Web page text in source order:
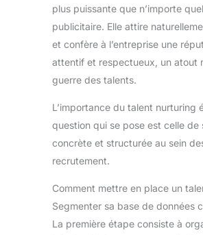
plus puissante que n’importe
publicitaire. Elle attire
et confère à l’entreprise une
attentif et respectueux, un atout
guerre des talents.
L’importance du talent nurturing
question qui se pose est celle
concrète et structurée au sein
recrutement.
Comment mettre en place un
Segmenter sa base de données
La première étape consiste à